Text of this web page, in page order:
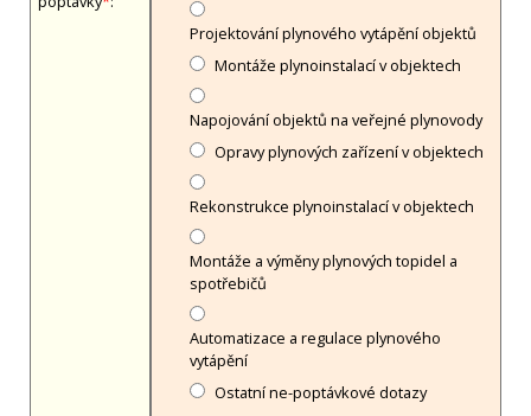
Projektování plynového vytápění objektů
Montáže plynoinstalací v objektech
Napojování objektů na veřejné plynovody
Opravy plynových zařízení v objektech
Rekonstrukce plynoinstalací v objektech
Montáže a výměny plynových topidel a
spotřebičů
Automatizace a regulace plynového
vytápění
Ostatní ne-poptávkové dotazy